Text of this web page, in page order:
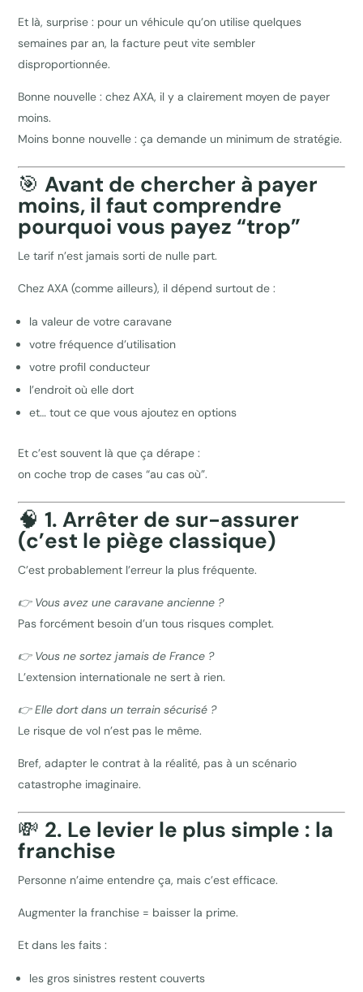
Et là, surprise : pour un véhicule qu’on utilise quelques
semaines par an, la facture peut vite sembler
disproportionnée.
Bonne nouvelle : chez AXA, il y a clairement moyen de payer
moins.
Moins bonne nouvelle : ça demande un minimum de stratégie.
🎯Avant de chercher à payer
moins, il faut comprendre
pourquoi vous payez “trop”
Le tarif n’est jamais sorti de nulle part.
Chez AXA (comme ailleurs), il dépend surtout de :
la valeur de votre caravane
votre fréquence d’utilisation
votre profil conducteur
l’endroit où elle dort
et… tout ce que vous ajoutez en options
Et c’est souvent là que ça dérape :
on coche trop de cases “au cas où”.
🧠1. Arrêter de sur-assurer
(c’est le piège classique)
C’est probablement l’erreur la plus fréquente.
👉 Vous avez une caravane ancienne ?
Pas forcément besoin d’un tous risques complet.
👉 Vous ne sortez jamais de France ?
L’extension internationale ne sert à rien.
👉 Elle dort dans un terrain sécurisé ?
Le risque de vol n’est pas le même.
Bref, adapter le contrat à la réalité, pas à un scénario
catastrophe imaginaire.
💸 2. Le levier le plus simple : la
franchise
Personne n’aime entendre ça, mais c’est efficace.
Augmenter la franchise = baisser la prime.
Et dans les faits :
les gros sinistres restent couverts